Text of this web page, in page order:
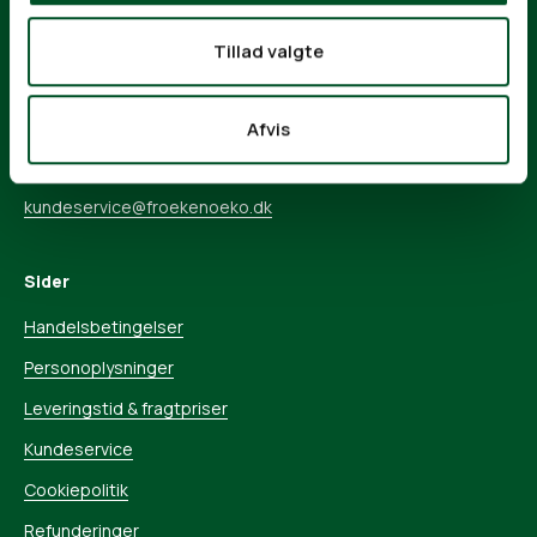
Tillad valgte
Afvis
Mimersgade 77
Tlf.+45 32 11 22 00
kundeservice@froekenoeko.dk
Sider
Handelsbetingelser
Personoplysninger
Leveringstid & fragtpriser
Kundeservice
Cookiepolitik
Refunderinger